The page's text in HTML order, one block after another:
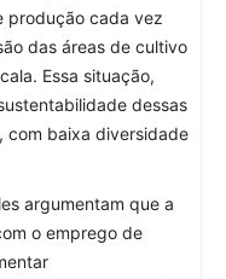
produção cada vez
das áreas de cultivo
Essa situação,
dessas
com baixa diversidade
argumentam que a
o emprego de